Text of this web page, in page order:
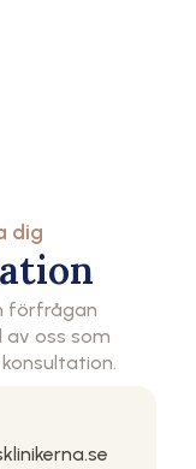
dig
förfrågan
oss som